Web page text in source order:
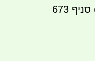
בנק הפועלים (12) סניף 673